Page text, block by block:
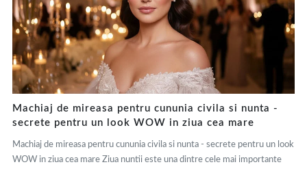
Machiaj de mireasa pentru cununia civila si nunta -
secrete pentru un look WOW in ziua cea mare
Machiaj de mireasa pentru cununia civila si nunta - secrete pentru un look
WOW in ziua cea mare Ziua nuntii este una dintre cele mai importante